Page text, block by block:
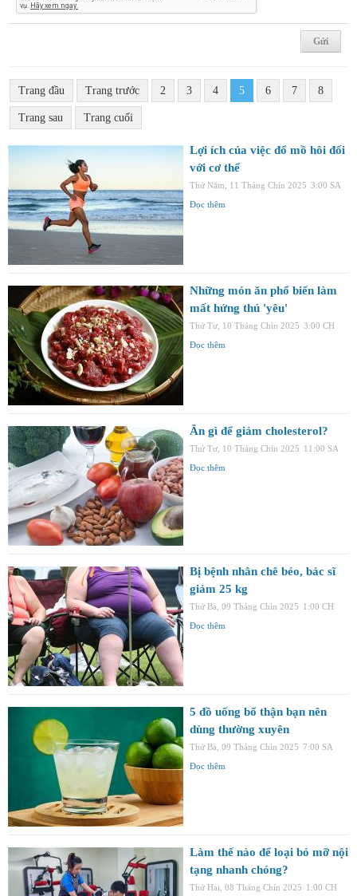
Trang đầu Trang trước 2 3 4 5 6 7 8
Trang sau Trang cuối
Lợi ích của việc đổ mồ hôi đối
với cơ thể
Thứ Năm, 11 Tháng Chín 2025 3:00 SA
Đọc thêm
Những món ăn phổ biến làm
mất hứng thú 'yêu'
Thứ Tư, 10 Tháng Chín 2025 3:00 CH
Đọc thêm
Ăn gì để giảm cholesterol?
Thứ Tư, 10 Tháng Chín 2025 11:00 SA
Đọc thêm
Bị bệnh nhân chê béo, bác sĩ
giảm 25 kg
Thứ Ba, 09 Tháng Chín 2025 1:00 CH
Đọc thêm
5 đồ uống bổ thận bạn nên
dùng thường xuyên
Thứ Ba, 09 Tháng Chín 2025 7:00 SA
Đọc thêm
Làm thế nào để loại bỏ mỡ nội
tạng nhanh chóng?
Thứ Hai, 08 Tháng Chín 2025 1:00 CH